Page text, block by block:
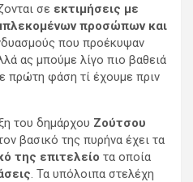
σε εκτιμήσεις με
προσώπων και
που προέκυψαν
ας μπούμε λίγο πιο βαθειά
πρώτη φάση τί έχουμε πριν
του δημάρχου Ζούτσου
βασικό της πυρήνα έχει τα
της επιτελείο τα οποία
. Τα υπόλοιπα στελέχη